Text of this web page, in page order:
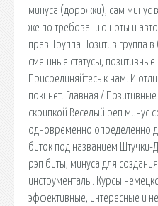
минуса (дорожки), сам минус
же по требованию ноты и
прав. Группа Позитив группа
смешные статусы,
Присоединяйтесь к нам. И
покинет. Главная /
скрипкой Веселый реп минус
одновременно определенно
биток под названием Штучки-
рэп биты, минуса для
инструменталы. Курсы
эффективные, интересные и